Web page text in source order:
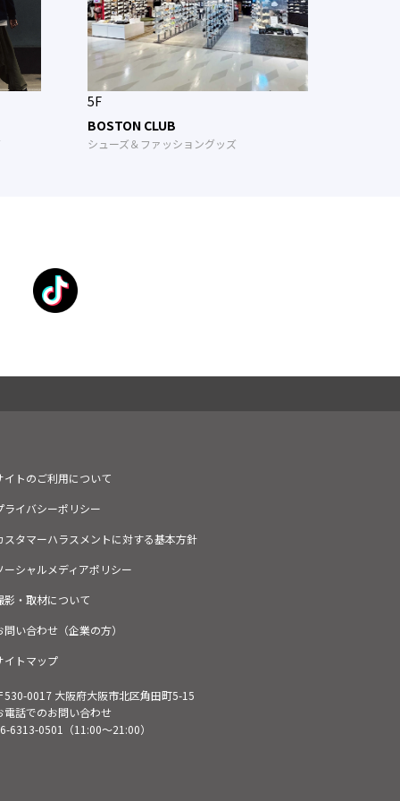
5F
BOSTON CLUB
シューズ＆ファッショングッズ
イトのご利用について
ライバシーポリシー
スタマーハラスメントに対する基本方針
ーシャルメディアポリシー
影・取材について
問い合わせ（企業の方）
イトマップ
530-0017 大阪府大阪市北区角田町5-15
電話でのお問い合わせ
6313-0501
（11:00～21:00）